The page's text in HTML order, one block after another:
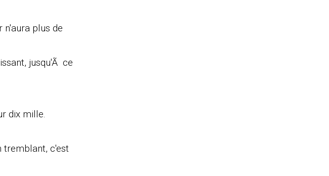
n'aura plus de
jusqu'Ã ce
dix mille.
c'est